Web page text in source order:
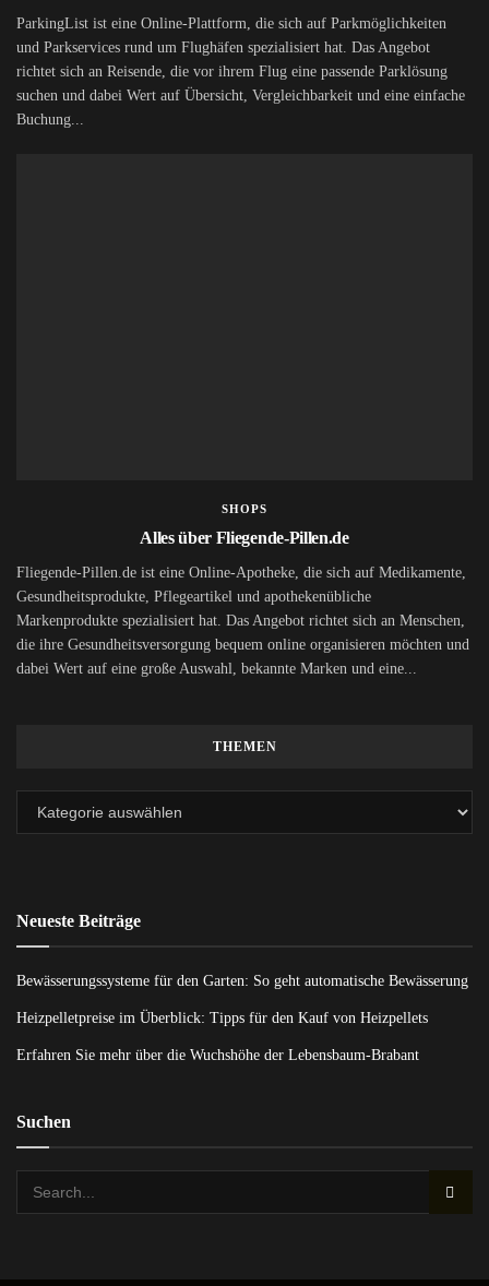
ParkingList ist eine Online-Plattform, die sich auf Parkmöglichkeiten
und Parkservices rund um Flughäfen spezialisiert hat. Das Angebot
richtet sich an Reisende, die vor ihrem Flug eine passende Parklösung
suchen und dabei Wert auf Übersicht, Vergleichbarkeit und eine einfache
Buchung...
SHOPS
Alles über Fliegende-Pillen.de
Fliegende-Pillen.de ist eine Online-Apotheke, die sich auf Medikamente,
Gesundheitsprodukte, Pflegeartikel und apothekenübliche
Markenprodukte spezialisiert hat. Das Angebot richtet sich an Menschen,
die ihre Gesundheitsversorgung bequem online organisieren möchten und
dabei Wert auf eine große Auswahl, bekannte Marken und eine...
THEMEN
Neueste Beiträge
Bewässerungssysteme für den Garten: So geht automatische Bewässerung
Heizpelletpreise im Überblick: Tipps für den Kauf von Heizpellets
Erfahren Sie mehr über die Wuchshöhe der Lebensbaum-Brabant
Suchen